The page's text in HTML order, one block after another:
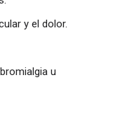
y el dolor.
u